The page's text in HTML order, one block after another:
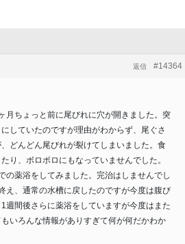
#14364
返信
月ちょっと前に尾びれに穴が開きました。突
していたのですが理由がわからず、尾ぐさ
どんどん尾びれが裂けてしまいました。食
り、ボロボロにもなっていませんでした。
の薬浴をしてみました。完治はしませんでし
え、通常の水槽に戻したのですが今度は腹び
間後さらに薬浴をしていますが今度はまた
いろんな情報がありすぎて何が何だかわか